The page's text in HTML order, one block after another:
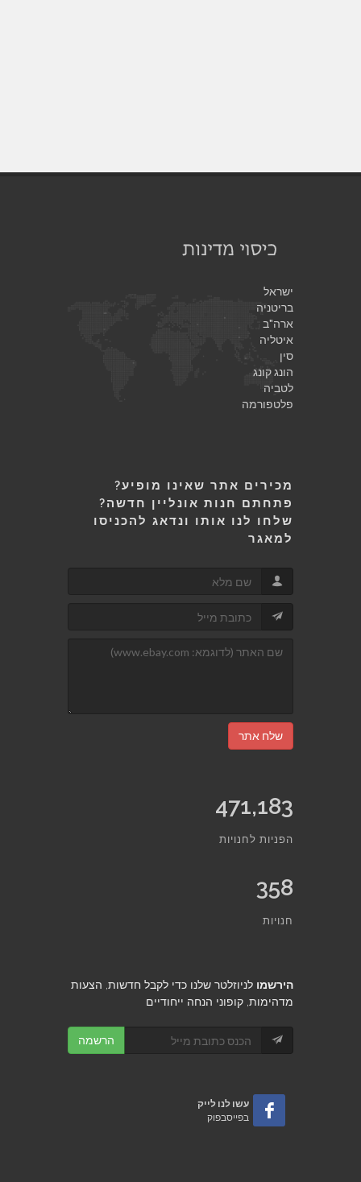
ישראל
בריטניה
ארה"ב
איטליה
סין
הונג קונג
לטביה
פלטפורמה
מכירים אתר שאינו מופיע?
פתחתם חנות אונליין חדשה?
שלחו לנו אותו ונדאג להכניסו
למאגר
שלח אתר
471,183
הפניות לחנויות
358
חנויות
הירשמו לניוזלטר שלנו כדי לקבל חדשות, הצעות
מדהימות, קופוני הנחה ייחודיים
הרשמה
עשו לנו לייק
בפייסבפוק